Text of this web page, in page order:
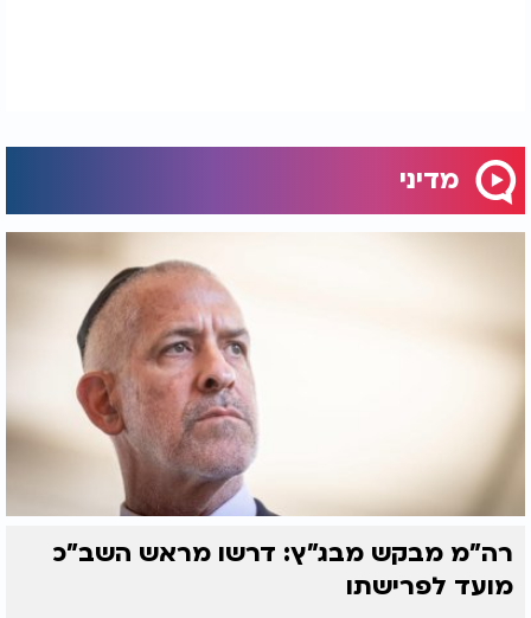
מדיני
רה"מ מבקש מבג"ץ: דרשו מראש השב"כ
מועד לפרישתו